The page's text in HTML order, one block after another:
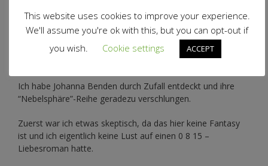
Ich habe Johanna Benden durch Zufall entdeckt und ihre
“Nebelsphäre”-Reihe geradezu verschlungen.
Zuerst war ich etwas skeptisch, da das hier keine Fantasy
ist und ich eigentlich keine Lust auf einen 0 8 15 –
Liebesroman hatte.
This website uses cookies to improve your experience.
We'll assume you're ok with this, but you can opt-out if
you wish.
Cookie settings ACCEPT